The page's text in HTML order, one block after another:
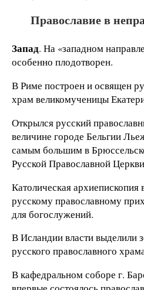
Православие в
Запад. На «западном
особенно плодотворен.
В Риме построен и освящен
храм великомученицы
Открылся русский
величине городе Бельгии
самым большим в
Русской Православной
Католическая
русскому православному
для богослужений.
В Исландии власти выделили
русского православного
В кафедральном соборе г.